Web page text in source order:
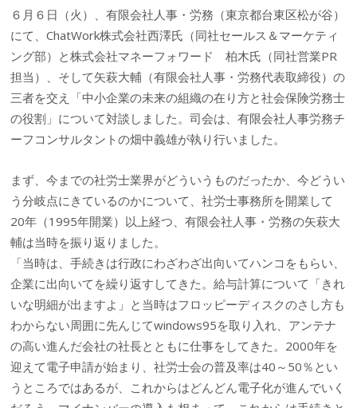
６月６日（火）、有限会社人事・労務（東京都台東区松が谷）
にて、ChatWork株式会社西澤氏（同社セールス＆マーケティ
ング部）と株式会社マネーフォワード 柏木氏（同社営業PR
担当）、そして矢萩大輔（有限会社人事・労務代表取締役）の
三者を交え「中小企業の未来の組織の在り方と社会保険労務士
の役割」について対談しました。司会は、有限会社人事労務チ
ーフコンサルタントの畑中義雄が執り行いました。
まず、今までの社労士業界がどういうものだったか、今どうい
う分岐点にきているのかについて、社労士事務所を開業して
20年（1995年開業）以上経つ、有限会社人事・労務の矢萩大
輔は当時を振り返りました。
「当時は、手続きは行政にわざわざ出向いてハンコをもらい、
企業に出向いてを繰り返すしてきた。給与計算について「きれ
いな明細が出ますよ」と当時はフロッピーディスクのさし方も
わからない周囲に先んじてwindows95を取り入れ、アンテナ
の高い進んだ会社の社長とともに仕事をしてきた。2000年を
迎えて電子申請が始まり、社労士会の普及率は40～50％とい
うところではあるが、これからはどんどん電子化が進んでいく